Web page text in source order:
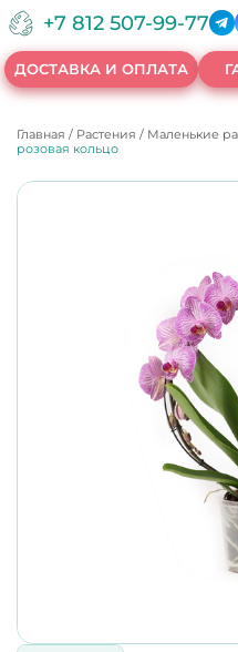
+7 812 507-99-77
ДОСТАВКА И ОПЛАТА
Главная / Растения / Маленькие
розовая кольцо